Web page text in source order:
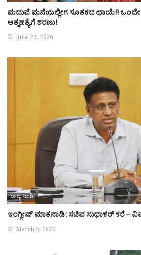
ಮದುವೆ ಮನೆಯಲ್ಲೀಗ ಸೂತಕದ ಛಾಯೆ!!
ಆತ್ಮಹತ್ಯೆಗೆ ಶರಣು!
June 22, 2026
ರಾಜ್ಯ ವಾರ್ತೆ
ಇಂಗ್ಲೀಷ್ ಮಾತನಾಡಿ: ಸಚಿವ ಸುಧಾಕರ್ ಕರೆ –
March 9, 2026